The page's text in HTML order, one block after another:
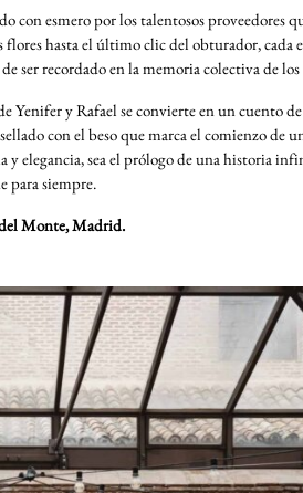
con esmero por los talentosos proveedores
flores hasta el último clic del obturador, cada
ser recordado en la memoria colectiva de los
Yenifer y Rafael se convierte en un cuento
con el beso que marca el comienzo de
elegancia, sea el prólogo de una historia
para siempre.
Monte, Madrid.